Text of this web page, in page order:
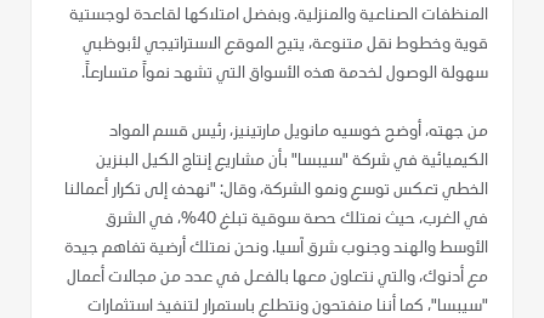
المنظفات الصناعية والمنزلية. وبفضل امتلاكها لقاعدة لوجستية
قوية وخطوط نقل متنوعة، يتيح الموقع الاستراتيجي لأبوظبي
سهولة الوصول لخدمة هذه الأسواق التي تشهد نمواً متسارعاً.
من جهته، أوضح خوسيه مانويل مارتينيز، رئيس قسم المواد
الكيميائية في شركة "سيبسا" بأن مشاريع إنتاج الكيل البنزين
الخطي تعكس توسع ونمو الشركة، وقال: "نهدف إلى تكرار أعمالنا
في الغرب، حيث نمتلك حصة سوقية تبلغ 40%، في الشرق
الأوسط والهند وجنوب شرق آسيا. ونحن نمتلك أرضية تفاهم جيدة
مع أدنوك، والتي نتعاون معها بالفعل في عدد من مجالات أعمال
"سيبسا"، كما أننا منفتحون ونتطلع باستمرار لتنفيذ استثمارات